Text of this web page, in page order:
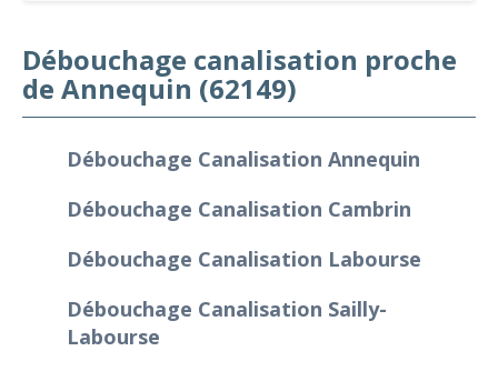
Débouchage canalisation proche
de Annequin (62149)
Débouchage Canalisation Annequin
Débouchage Canalisation Cambrin
Débouchage Canalisation Labourse
Débouchage Canalisation Sailly-
Labourse